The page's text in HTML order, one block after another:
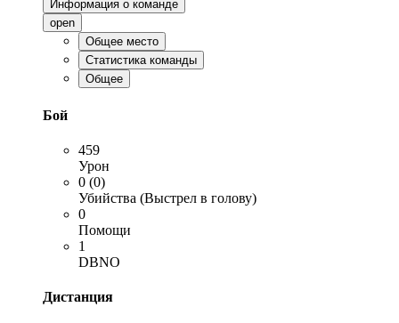
Информация о команде
open
Общее место
Статистика команды
Общее
Бой
459
Урон
0 (0)
Убийства (Выстрел в голову)
0
Помощи
1
DBNO
Дистанция